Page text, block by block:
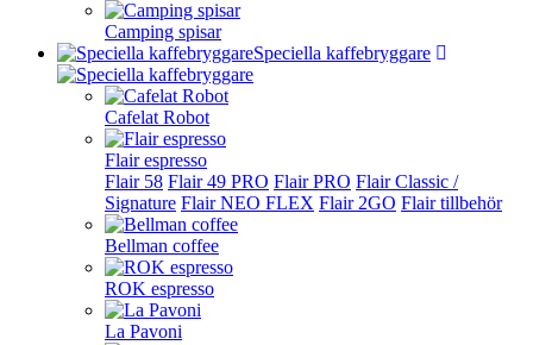
Camping spisar
Speciella kaffebryggare
Cafelat Robot
Flair espresso
Flair 58 Flair 49 PRO Flair PRO Flair Classic /
Signature Flair NEO FLEX Flair 2GO Flair tillbehör
Bellman coffee
ROK espresso
La Pavoni